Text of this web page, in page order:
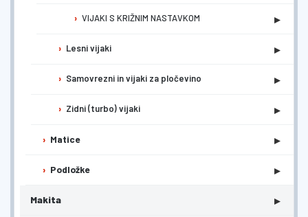
VIJAKI S KRIŽNIM NASTAVKOM ▸
Lesni vijaki ▸
Samovrezni in vijaki za pločevino ▸
Zidni (turbo) vijaki ▸
Matice ▸
Podložke ▸
Makita ▸